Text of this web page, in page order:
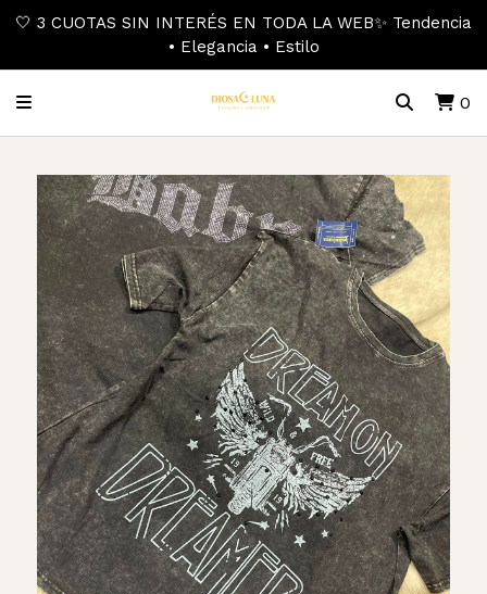
🤍 3 CUOTAS SIN INTERÉS EN TODA LA WEB✨ Tendencia
• Elegancia • Estilo
0